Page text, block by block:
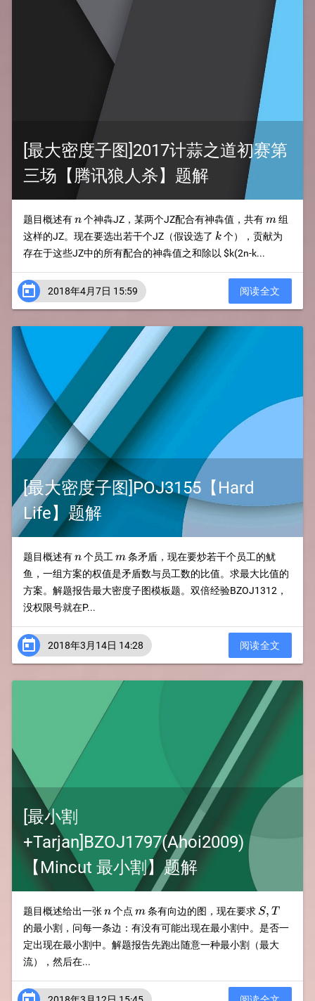
[最大密度子图]2017计蒜之道初赛第
三场【腾讯狼人杀】题解
题目概述有n
n个神犇JZ，某两个JZ配合有神犇值，共有m
m组
这样的JZ。现在要选出若干个JZ（假设选了 k
k个），贡献为
存在于这些JZ中的所有配合的神犇值之和除以 $k(2n-k...
 2018年4月7日 15:59 阅读全文
[最大密度子图]POJ3155【Hard
Life】题解
题目概述有n
n个员工 m
m条矛盾，现在要炒若干个员工的鱿
鱼，一组方案的权值是矛盾数与员工数的比值。求最大比值的
方案。解题报告最大密度子图模板题。双倍经验BZOJ1312，
没权限号就在P...
 2018年3月14日 14:28 阅读全文
[最小割
+Tarjan]BZOJ1797(Ahoi2009)
【Mincut 最小割】题解
题目概述给出一张n
n个点 m
m条有向边的图，现在要求 S,T
S, T
的最小割，问每一条边：有没有可能出现在最小割中。是否一
定出现在最小割中。解题报告先跑出随意一种最小割（最大
流），然后在...